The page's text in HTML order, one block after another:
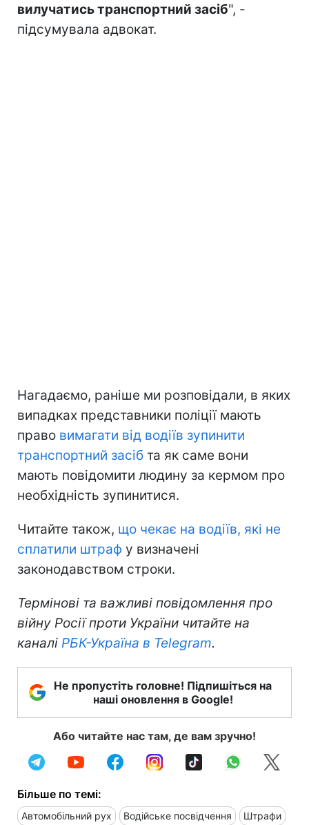
вилучатись транспортний засіб", -
підсумувала адвокат.
Нагадаємо, раніше ми розповідали, в яких
випадках представники поліції мають
право вимагати від водіїв зупинити
транспортний засіб та як саме вони
мають повідомити людину за кермом про
необхідність зупинитися.
Читайте також, що чекає на водіїв, які не
сплатили штраф у визначені
законодавством строки.
Термінові та важливі повідомлення про
війну Росії проти України читайте на
каналі РБК-Україна в Telegram.
Не пропустіть головне! Підпишіться на
наші оновлення в Google!
Або читайте нас там, де вам зручно!
Більше по темі:
Автомобільний рух Водійське посвідчення Штрафи